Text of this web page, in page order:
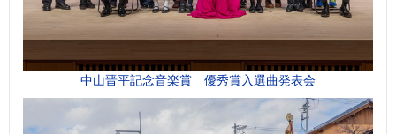
中山晋平記念音楽賞 優秀賞入選曲発表会